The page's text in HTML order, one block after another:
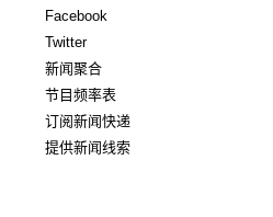
Facebook
TwitterOpens in new window
新闻聚合
节目频率表
订阅新闻快递
提供新闻线索